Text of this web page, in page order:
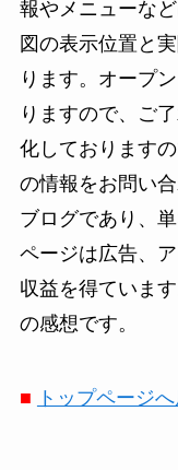
報やメニューな
図の表示位置と
ります。オープ
りますので、ご
化しております
の情報をお問い
ブログであり、
ページは広告、
収益を得ていま
の感想です。
■ トップページ